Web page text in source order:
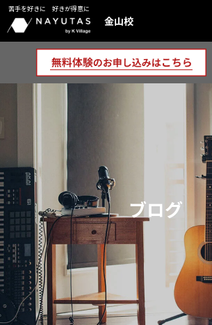
苦手を好きに 好きが得意に
金山校
ブログ